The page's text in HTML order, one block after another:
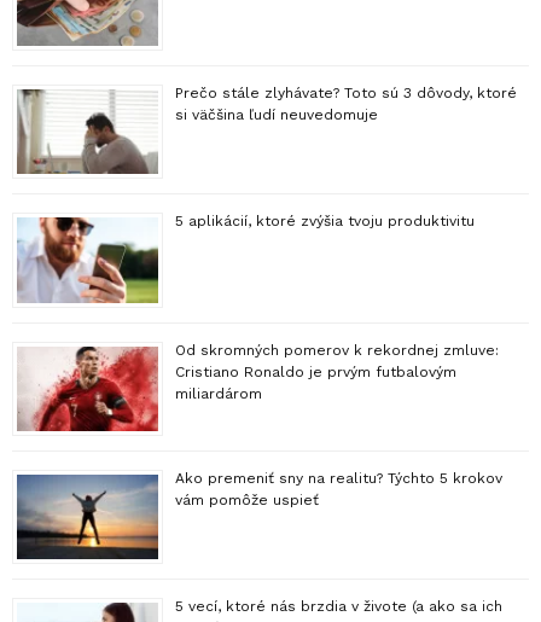
Prečo stále zlyhávate? Toto sú 3 dôvody, ktoré
si väčšina ľudí neuvedomuje
5 aplikácií, ktoré zvýšia tvoju produktivitu
Od skromných pomerov k rekordnej zmluve:
Cristiano Ronaldo je prvým futbalovým
miliardárom
Ako premeniť sny na realitu? Týchto 5 krokov
vám pomôže uspieť
5 vecí, ktoré nás brzdia v živote (a ako sa ich